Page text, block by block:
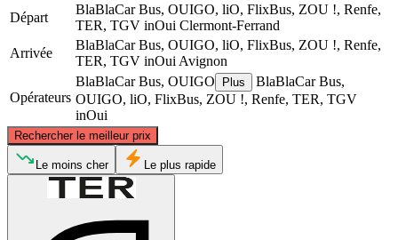
Départ
BlaBlaCar Bus, OUIGO, liO, FlixBus, ZOU !, Renfe,
TER, TGV inOui Clermont-Ferrand
Arrivée
BlaBlaCar Bus, OUIGO, liO, FlixBus, ZOU !, Renfe,
TER, TGV inOui Avignon
Opérateurs
BlaBlaCar Bus, OUIGO Plus
BlaBlaCar Bus,
OUIGO, liO, FlixBus, ZOU !, Renfe, TER, TGV
inOui
Rechercher le meilleur prix
Clermont-Ferrand
Le moins cher Le plus rapide